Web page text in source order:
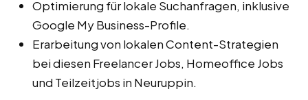
Optimierung für lokale Suchanfragen, inklusive
Google My Business-Profile.
Erarbeitung von lokalen Content-Strategien
bei diesen Freelancer Jobs, Homeoffice Jobs
und Teilzeitjobs in Neuruppin.